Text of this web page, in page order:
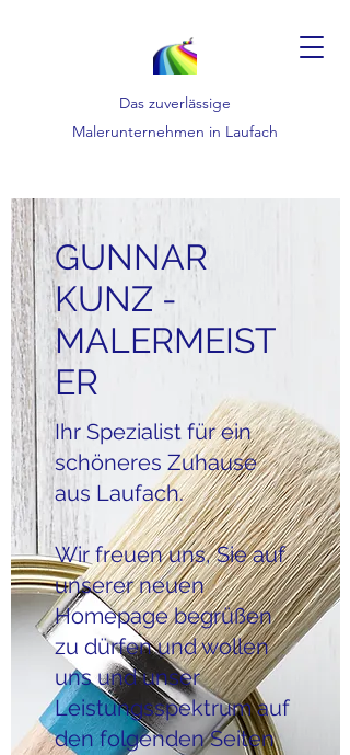
Das zuverlässige
Malerunternehmen in Laufach
GUNNAR
KUNZ -
MALERMEIST
ER
Ihr Spezialist für ein
schöneres Zuhause
aus Laufach.
Wir freuen uns, Sie auf
unserer neuen
Homepage begrüßen
zu dürfen und wollen
uns und unser
Leistungsspektrum auf
den folgenden Seiten